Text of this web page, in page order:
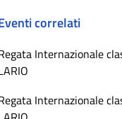
correlati
Internazionale
Internazionale